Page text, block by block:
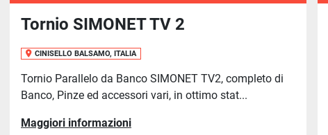
Tornio SIMONET TV 2
CINISELLO BALSAMO, ITALIA
Tornio Parallelo da Banco SIMONET TV2, completo di
Banco, Pinze ed accessori vari, in ottimo stat...
Maggiori informazioni